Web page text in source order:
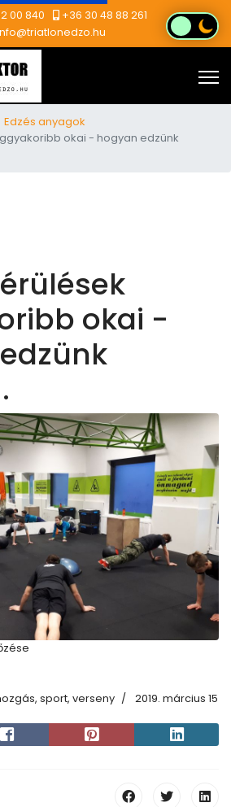
00 840
+36 30 48 88 261
Edzés anyagok
okai - hogyan edzünk
okai -
sport, verseny 2019. március 15